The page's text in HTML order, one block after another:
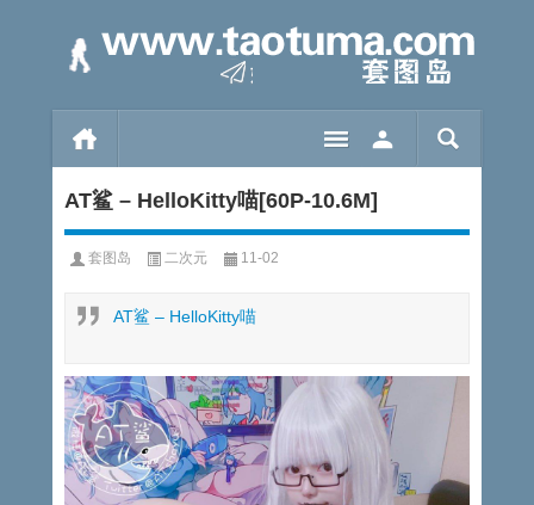
AT鲨 – HelloKitty喵[60P-10.6M]
套图岛 二次元 11-02
AT鲨 – HelloKitty喵